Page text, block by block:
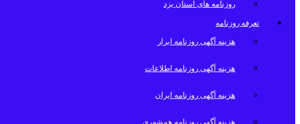
روزنامه های استان یزد
تعرفه روزنامه
هزینه آگهی روزنامه ابرار
هزینه آگهی روزنامه اطلاعات
هزینه آگهی روزنامه ایران
هزینه آگهی روزنامه همشهری